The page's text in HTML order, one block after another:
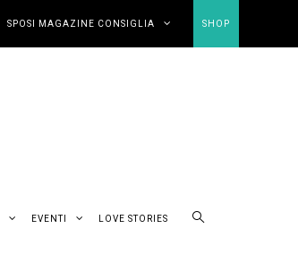
SPOSI MAGAZINE CONSIGLIA SHOP
EVENTI LOVE STORIES